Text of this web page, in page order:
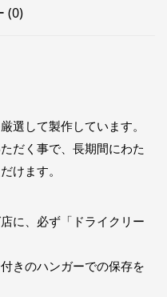
(0)
選して製作しています。
だく事で、長期間にわた
けます。
に、必ず「ドライクリー
きのハンガーでの保存を